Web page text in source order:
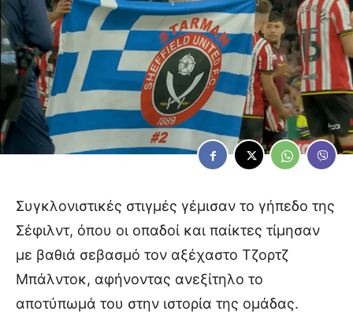
Συγκλονιστικές στιγμές γέμισαν το γήπεδο της
Σέφιλντ, όπου οι οπαδοί και παίκτες τίμησαν
με βαθιά σεβασμό τον αξέχαστο Τζορτζ
Μπάλντοκ, αφήνοντας ανεξίτηλο το
αποτύπωμά του στην ιστορία της ομάδας.